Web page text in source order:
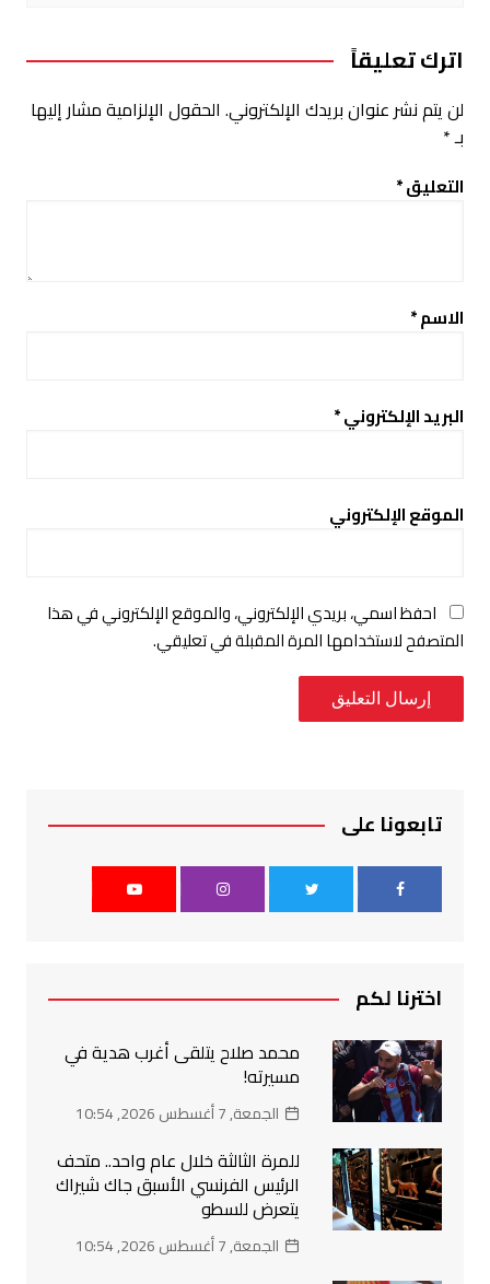
اترك تعليقاً
لن يتم نشر عنوان بريدك الإلكتروني. الحقول الإلزامية مشار إليها
بـ*
التعليق*
الاسم*
البريد الإلكتروني*
الموقع الإلكتروني
احفظ اسمي، بريدي الإلكتروني، والموقع الإلكتروني في هذا
المتصفح لاستخدامها المرة المقبلة في تعليقي.
تابعونا على
اخترنا لكم
محمد صلاح يتلقى أغرب هدية في
مسيرته!
الجمعة, 7 أغسطس 2026, 10:54
للمرة الثالثة خلال عام واحد.. متحف
الرئيس الفرنسي الأسبق جاك شيراك
يتعرض للسطو
الجمعة, 7 أغسطس 2026, 10:54